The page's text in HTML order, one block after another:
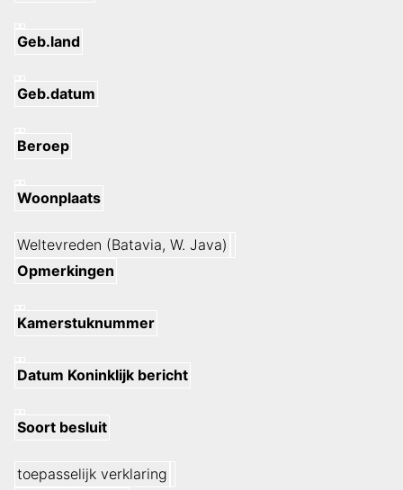
Geb.land
Geb.datum
Beroep
Woonplaats
Weltevreden (Batavia, W. Java)
Opmerkingen
Kamerstuknummer
Datum Koninklijk bericht
Soort besluit
toepasselijk verklaring